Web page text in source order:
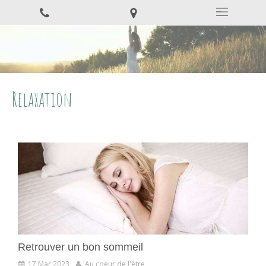
Relaxation
Retrouver un bon sommeil